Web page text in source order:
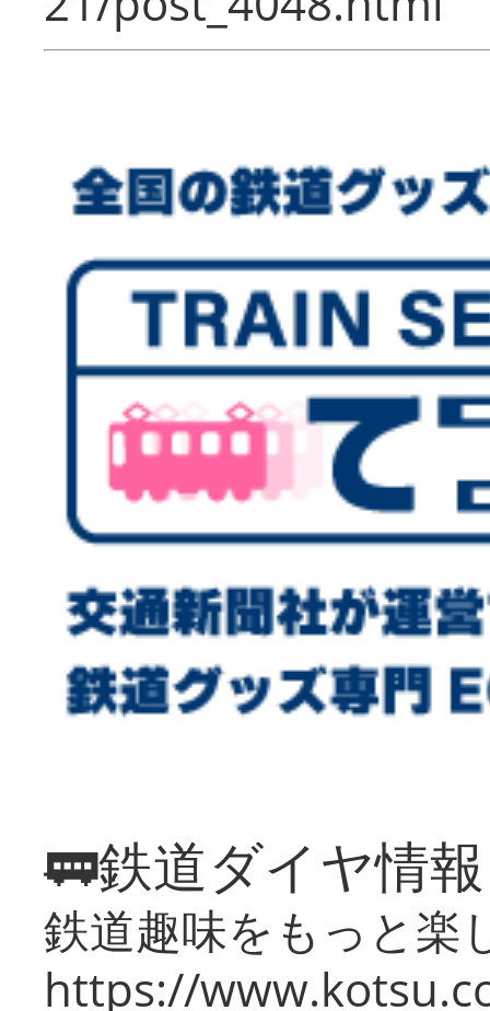
🚃鉄道ダイヤ情
鉄道趣味をもっと楽
https://